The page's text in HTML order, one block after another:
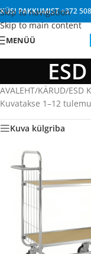
Skip to navigation
Skip to main content
KÜSI PAKKUMIST+372
MENÜÜ
AVALEHT/KÄRUD/ESD
Kuvatakse 1–12
Kuva külgriba